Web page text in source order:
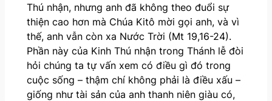
Thú nhận, nhưng anh đã không theo đuổi sự
thiện cao hơn mà Chúa Kitô mời gọi anh, và vì
thế, anh vẫn còn xa Nước Trời (Mt 19,16-24).
Phần này của Kinh Thú nhận trong Thánh lễ đòi
hỏi chúng ta tự vấn xem có điều gì đó trong
cuộc sống – thậm chí không phải là điều xấu –
giống như tài sản của anh thanh niên giàu có,